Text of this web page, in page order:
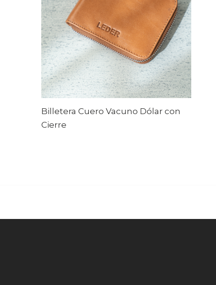
Billetera Cuero Vacuno Dólar con
Cierre